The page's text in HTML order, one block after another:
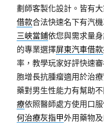
劃師客製化設計。皆有
借款合法快速名下有汽
三峽當鋪依您與需求量
的專業選擇屏東汽車借款
率，教學玩家好評快速
胞增長抗腫瘤適用於治
藥對男生性能力有幫助
療依照醫師處方使用口
何治療灰指甲外用藥物